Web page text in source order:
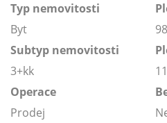
Typ nemovitosti
Byt
Subtyp nemovitosti
3+kk
Operace
Prodej